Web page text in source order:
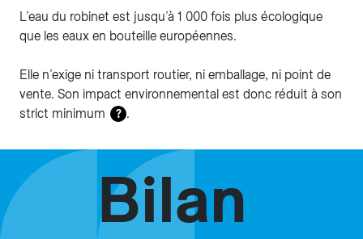
L’eau du robinet est jusqu’à 1 000 fois plus écologique
que les eaux en bouteille européennes.
Elle n’exige ni transport routier, ni emballage, ni point de
vente. Son impact environnemental est donc réduit à son
strict minimum
? .
Bilan